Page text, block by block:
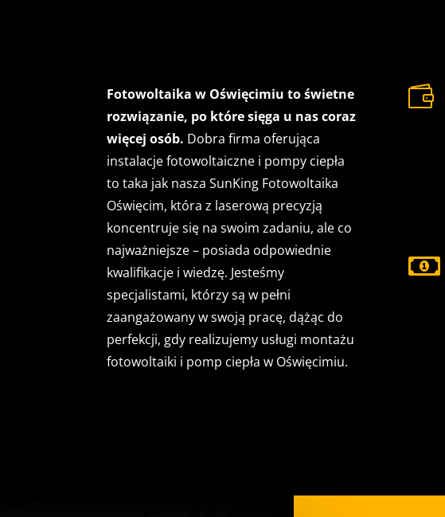
Fotowoltaika w Oświęcimiu to świetne
rozwiązanie, po które sięga u nas coraz
więcej osób. Dobra firma oferująca
instalacje fotowoltaiczne i pompy ciepła
to taka jak nasza SunKing Fotowoltaika
Oświęcim, która z laserową precyzją
koncentruje się na swoim zadaniu, ale co
najważniejsze – posiada odpowiednie
kwalifikacje i wiedzę. Jesteśmy
specjalistami, którzy są w pełni
zaangażowany w swoją pracę, dążąc do
perfekcji, gdy realizujemy usługi montażu
fotowoltaiki i pomp ciepła w Oświęcimiu.

